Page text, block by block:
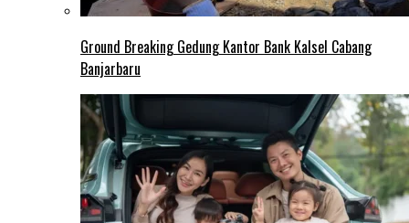
Ground Breaking Gedung Kantor Bank Kalsel Cabang
Banjarbaru